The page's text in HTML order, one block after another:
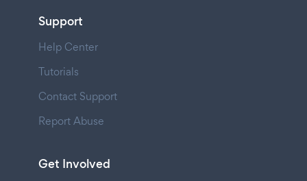
Support
Help Center
Tutorials
Contact Support
Report Abuse
Get Involved